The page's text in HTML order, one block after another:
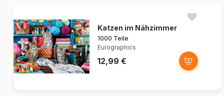
Katzen im Nähzimmer
1000 Teile
Eurographics
12,99 €